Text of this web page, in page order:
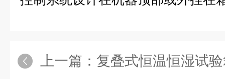
上一篇： 复叠式恒温恒湿试